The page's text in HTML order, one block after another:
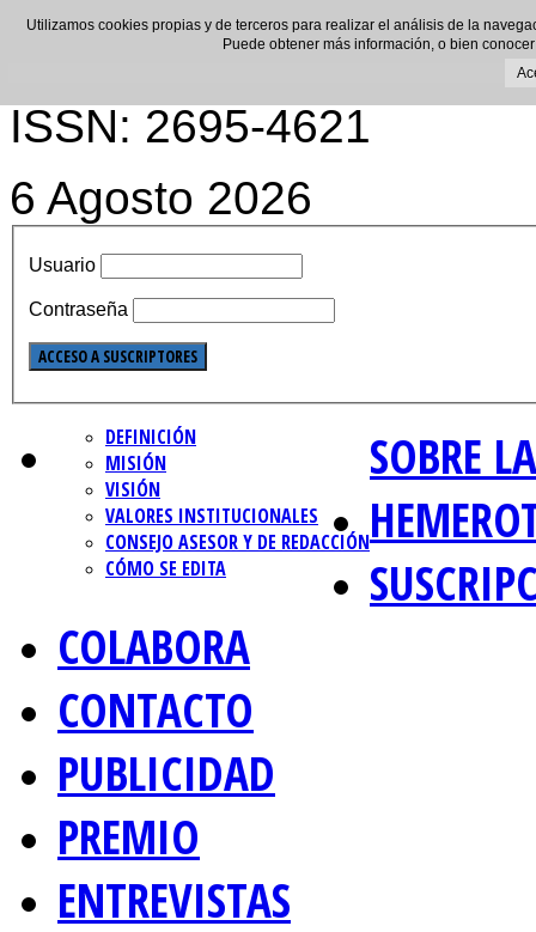
ISSN: 2695-4621
6 Agosto 2026
Usuario
Contraseña
SOBRE
DEFINICIÓN
MISIÓN
VISIÓN
VALORES INSTITUCIONALES
CONSEJO ASESOR Y DE REDACCIÓN
CÓMO SE EDITA
COLABORA
CONTACTO
PUBLICIDAD
PREMIO
ENTREVISTAS
Utilizamos cookies propias y de terceros para realizar el análisis de la
Puede obtener más información, o bien